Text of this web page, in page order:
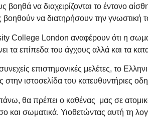
βοηθά να διαχειρίζονται το έντονο
βοηθούν να διατηρήσουν την γνωστική
College London αναφέρουν ότι η
τα επίπεδα του άγχους αλλά και τα
συνεχείς επιστημονικές μελέτες, το
ιστοσελίδα του κατευθυντήριες
θα πρέπει ο καθένας μας σε ατομικό
και σωματικά. Υιοθετώντας αυτή τη